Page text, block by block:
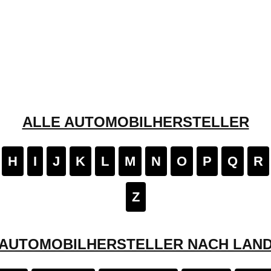
ALLE AUTOMOBILHERSTELLER
H I J K L M N O P Q R
Z
NACH